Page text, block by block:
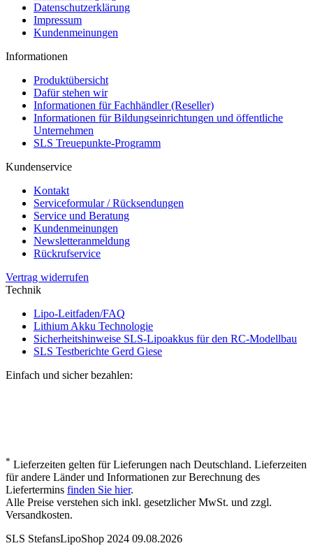
Datenschutzerklärung
Impressum
Kundenmeinungen
Informationen
Produktübersicht
Dafür stehen wir
Informationen für Fachhändler (Reseller)
Informationen für Bildungseinrichtungen und öffentliche
Unternehmen
SLS Treuepunkte-Programm
Kundenservice
Kontakt
Serviceformular / Rücksendungen
Service und Beratung
Kundenmeinungen
Newsletteranmeldung
Rückrufservice
Vertrag widerrufen
Technik
Lipo-Leitfaden/FAQ
Lithium Akku Technologie
Sicherheitshinweise SLS-Lipoakkus für den RC-Modellbau
SLS Testberichte Gerd Giese
Einfach und sicher bezahlen:
* Lieferzeiten gelten für Lieferungen nach Deutschland. Lieferzeiten
für andere Länder und Informationen zur Berechnung des
Liefertermins finden Sie hier.
Alle Preise verstehen sich inkl. gesetzlicher MwSt. und zzgl.
Versandkosten.
SLS StefansLipoShop 2024 09.08.2026